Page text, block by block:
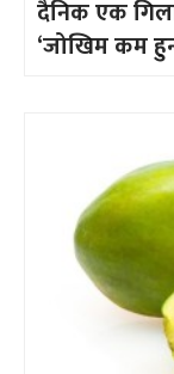
दैनिक एक
‘जोखिम कम